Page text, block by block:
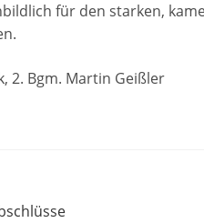
für den starken,
2. Bgm. Martin Geißler